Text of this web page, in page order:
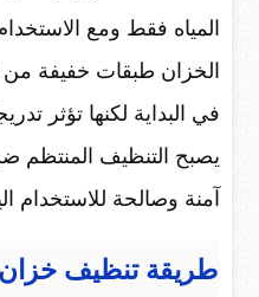
المياه فقط ومع
الخزان طبقات خفيفة من
في البداية لكنها تؤثر
يصبح التنظيف المنتظم
آمنة وصالحة للاستخدام
طريقة تنظيف خزان